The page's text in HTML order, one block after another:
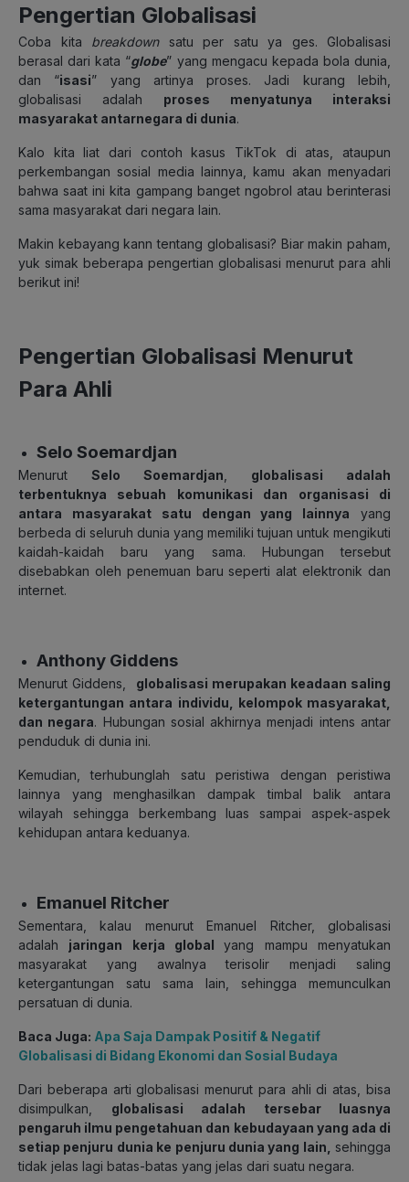
Pengertian Globalisasi
Coba kita breakdown satu per satu ya ges. Globalisasi
berasal dari kata “globe” yang mengacu kepada bola dunia,
dan “isasi” yang artinya proses. Jadi kurang lebih,
globalisasi adalah proses menyatunya interaksi
masyarakat antarnegara di dunia.
Kalo kita liat dari contoh kasus TikTok di atas, ataupun
perkembangan sosial media lainnya, kamu akan menyadari
bahwa saat ini kita gampang banget ngobrol atau berinterasi
sama masyarakat dari negara lain.
Makin kebayang kann tentang globalisasi? Biar makin paham,
yuk simak beberapa pengertian globalisasi menurut para ahli
berikut ini!
Pengertian Globalisasi Menurut
Para Ahli
Selo Soemardjan
Menurut Selo Soemardjan
globalisasi adalah
terbentuknya sebuah komunikasi dan organisasi di
antara masyarakat satu dengan yang lainnya yang
berbeda di seluruh dunia yang memiliki tujuan untuk mengikuti
kaidah-kaidah baru yang sama. Hubungan tersebut
disebabkan oleh penemuan baru seperti alat elektronik dan
internet.
Anthony Giddens
Menurut Giddens, globalisasi merupakan keadaan saling
ketergantungan antara individu, kelompok masyarakat,
dan negara. Hubungan sosial akhirnya menjadi intens antar
penduduk di dunia ini.
Kemudian, terhubunglah satu peristiwa dengan peristiwa
lainnya yang menghasilkan dampak timbal balik antara
wilayah sehingga berkembang luas sampai aspek-aspek
kehidupan antara keduanya.
Emanuel Ritcher
Sementara, kalau menurut Emanuel Ritcher, globalisasi
adalah jaringan kerja globalyang mampu menyatukan
masyarakat yang awalnya terisolir menjadi saling
ketergantungan satu sama lain, sehingga memunculkan
persatuan di dunia.
Baca Juga: Apa Saja Dampak Positif & Negatif
Globalisasi di Bidang Ekonomi dan Sosial Budaya
Dari beberapa arti globalisasi menurut para ahli di atas, bisa
disimpulkan, globalisasi adalah tersebar luasnya
pengaruh ilmu pengetahuan dan kebudayaan yang ada di
setiap penjuru dunia ke penjuru dunia yang lain,
sehingga
tidak jelas lagi batas-batas yang jelas dari suatu negara.